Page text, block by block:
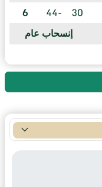
30
-44
6
إنسحاب عام